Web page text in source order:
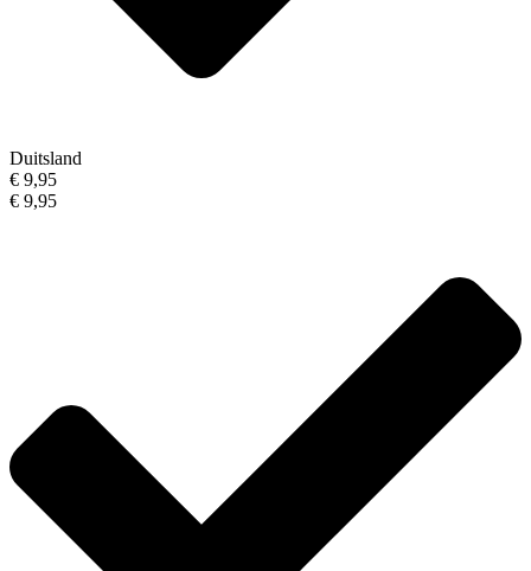
Duitsland
€ 9,95
€ 9,95